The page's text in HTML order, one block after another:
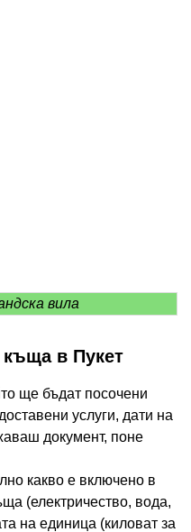
вила
в Пукет
ще бъдат посочени
услуги, дати на
документ, поне
какво е включено в
(електричество, вода,
на единица (киловат за